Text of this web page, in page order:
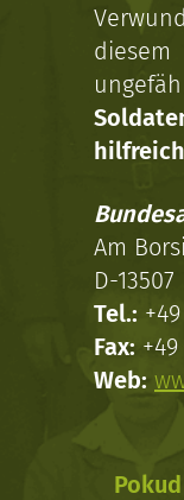
Am
D-
Tel.:
Fax:
Web: